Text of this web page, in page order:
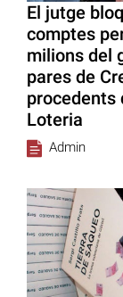
El jutge
comptes
milions del
pares de
procedents
Loteria
Admin